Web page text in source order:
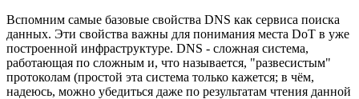
Вспомним самые базовые свойства DNS как сервиса поиска
данных. Эти свойства важны для понимания места DoT в уже
построенной инфраструктуре. DNS - сложная система,
работающая по сложным и, что называется, "развесистым"
протоколам (простой эта система только кажется; в чём,
надеюсь, можно убедиться даже по результатам чтения данной